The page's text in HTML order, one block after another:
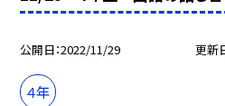
公開日 2022/11/29 更新
４年